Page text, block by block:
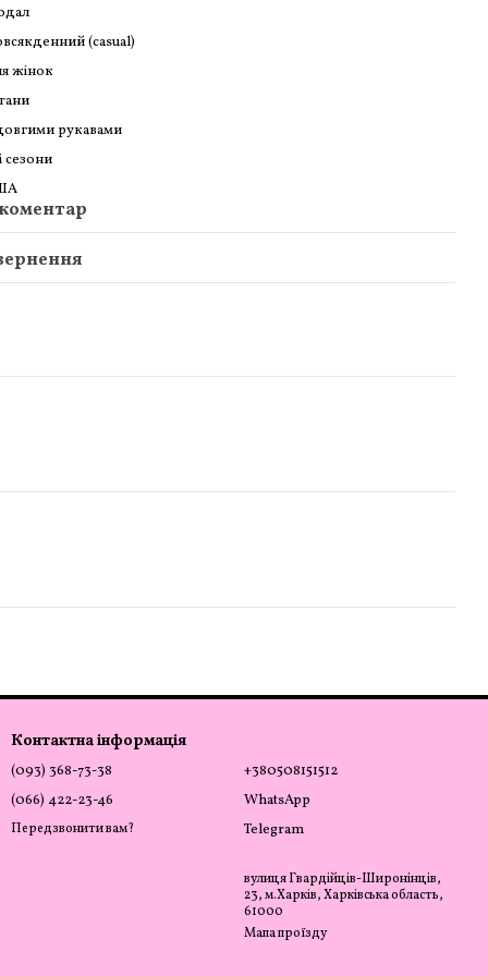
(casual)
жінок
рукавами
сезони
Контактна інформація
(093) 368-73-38
(066) 422-23-46
Передзвонити вам?
+380508151512
WhatsApp
Telegram
вулиця Гвардійців-Широнінців,
23, м.Харків, Харківська область,
61000
Мапа проїзду